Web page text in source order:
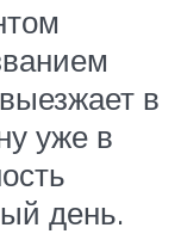
в
уже в
день.